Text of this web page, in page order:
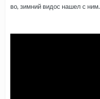
во, зимний видос нашел с ним.